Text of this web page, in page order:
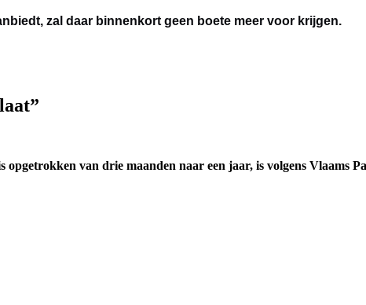
zal daar binnenkort geen boete meer voor krijgen.
van drie maanden naar een jaar, is volgens Vlaams